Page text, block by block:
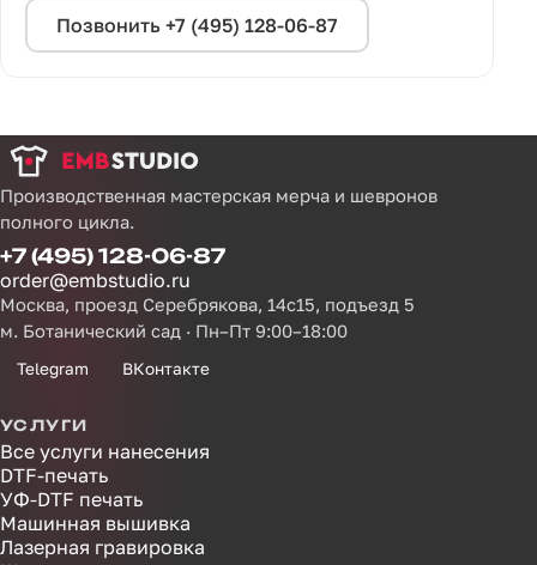
Позвонить +7 (495) 128-06-87
Производственная мастерская мерча и шевронов
полного цикла.
+7 (495) 128-06-87
order@embstudio.ru
Москва, проезд Серебрякова, 14с15, подъезд 5
м. Ботанический сад · Пн–Пт 9:00–18:00
Telegram ВКонтакте
УСЛУГИ
Все услуги нанесения
DTF-печать
УФ-DTF печать
Машинная вышивка
Лазерная гравировка